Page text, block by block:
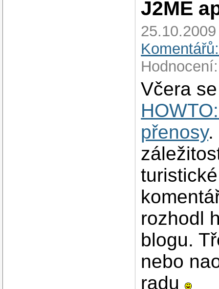
J2ME
Včera
přenosy.
rozhodl
blogu.
nebo
radu